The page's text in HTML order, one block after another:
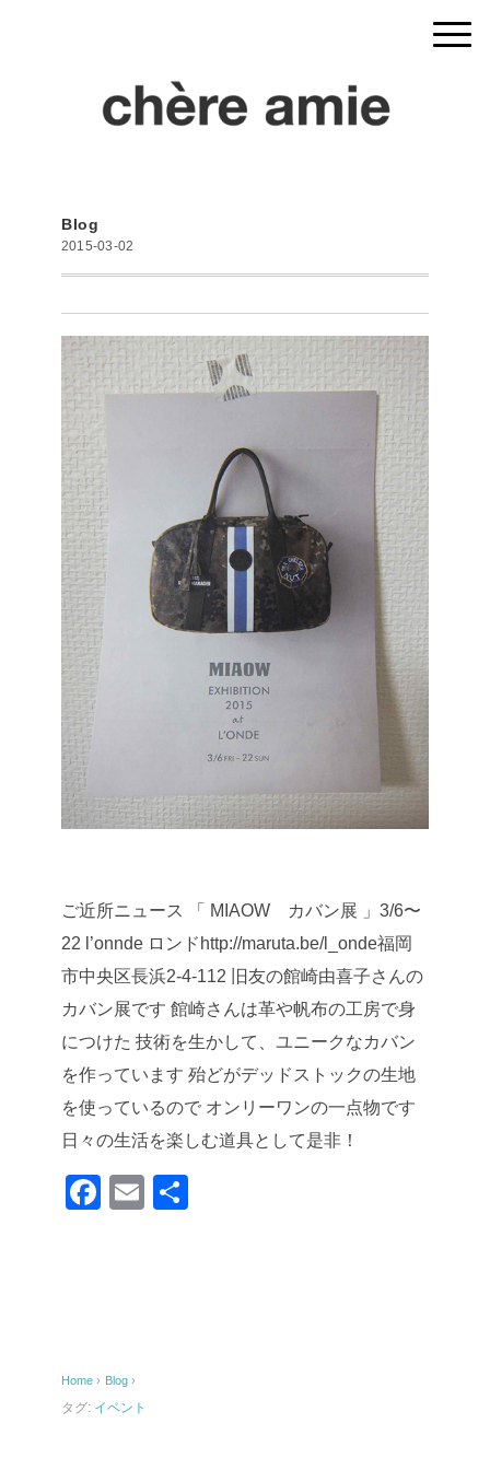
Blog
2015-03-02
ご近所ニュース
「 MIAOW カバン展 」3/6〜
22 l’onnde ロンドhttp://maruta.be/l_onde福岡
市中央区長浜2-4-112 旧友の館崎由喜子さんの
カバン展です 館崎さんは革や帆布の工房で身
につけた 技術を生かして、ユニークなカバン
を作っています 殆どがデッドストックの生地
を使っているので オンリーワンの一点物です
日々の生活を楽しむ道具として是非！
F
o
o
E
Home › Blog ›
タグ: イベント